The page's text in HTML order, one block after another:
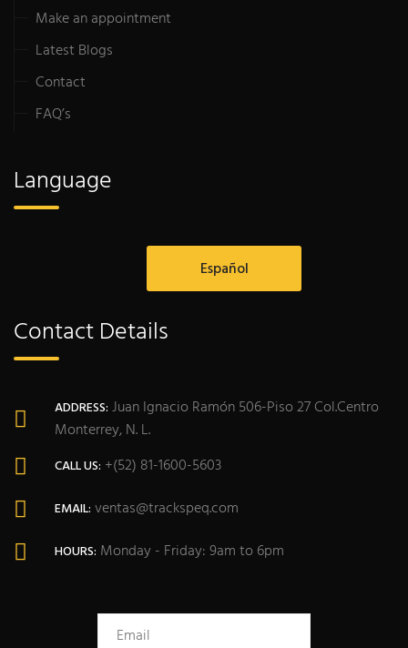
Make an appointment
Latest Blogs
Contact
FAQ’s
Language
Español
Contact Details
ADDRESS: Juan Ignacio Ramón 506-Piso 27 Col.Centro
Monterrey, N. L.
CALL US: +(52) 81-1600-5603
EMAIL: ventas@trackspeq.com
HOURS: Monday - Friday: 9am to 6pm